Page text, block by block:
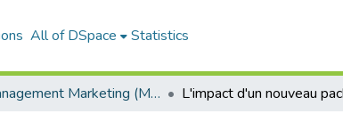
All of DSpace Statistics
Management Marketing (MM)